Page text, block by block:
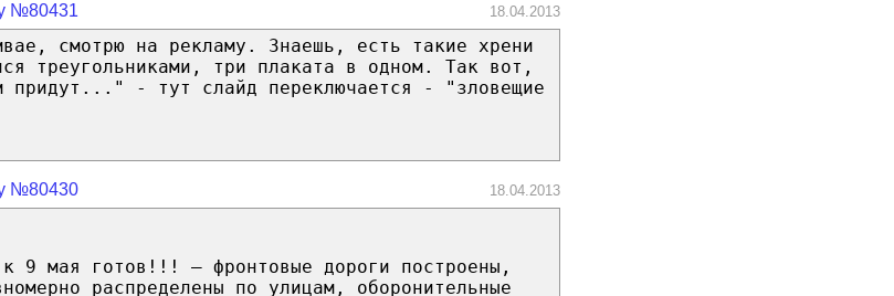
№80431 18.04.2013
смотрю на рекламу. Знаешь, есть такие хрени
треугольниками, три плаката в одном. Так вот,
- тут слайд переключается - "зловещие
№80430 18.04.2013
9 мая готов!!! — фронтовые дороги построены,
распределены по улицам, оборонительные